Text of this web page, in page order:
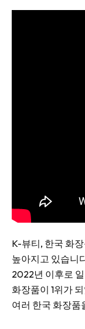
K-뷰티, 한국 화
높아지고 있습니
2022년 이후로
화장품이 1위가
여러 한국 화장품